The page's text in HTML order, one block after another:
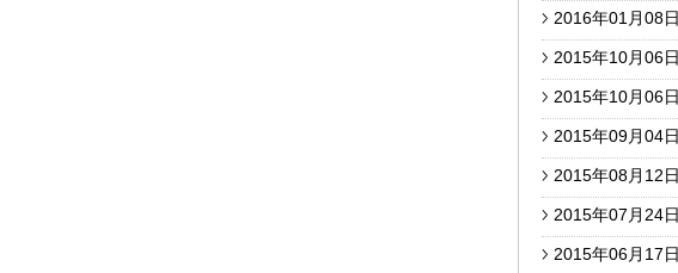
2016年01月08日
2015年10月06日
2015年10月06日
2015年09月04日
2015年08月12日
2015年07月24日
2015年06月17日